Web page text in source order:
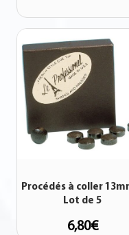
Procédés à coller
Lot de 5
6,80€